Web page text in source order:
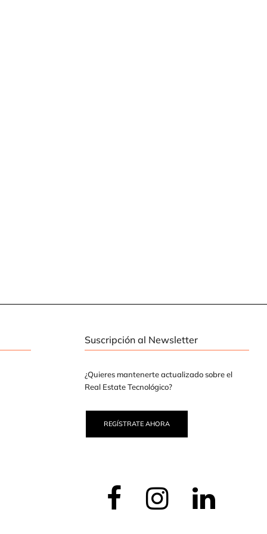
Suscripción al Newsletter
¿Quieres mantenerte actualizado sobre el
Real Estate Tecnológico?
REGÍSTRATE AHORA